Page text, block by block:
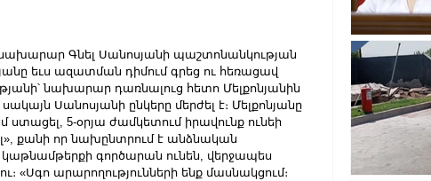
Գնել Սանոսյանի պաշտոնանկության
եւս ազատման դիմում գրեց ու հեռացավ
նախարար դառնալուց հետո Մելքոնյանին
Սանոսյանի ընկերը մերժել է։ Մելքոնյանը
5-օրյա ժամկետում իրավունք ունեի
քանի որ նախընտրում է անձնական
կաթնամթերքի գործարան ունեն, վերջապես
«Սգո արարողությունների ենք մասնակցում։